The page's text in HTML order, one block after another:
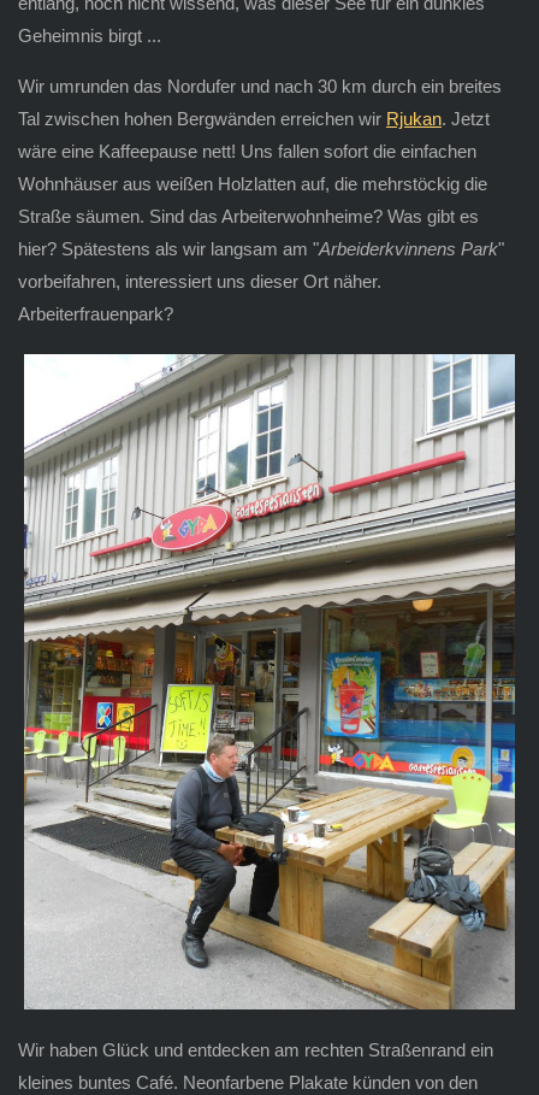
Geheimnis birgt ...
Wir umrunden das Nordufer und nach 30 km durch ein breites
Tal zwischen hohen Bergwänden erreichen wir Rjukan. Jetzt
wäre eine Kaffeepause nett! Uns fallen sofort die einfachen
Wohnhäuser aus weißen Holzlatten auf, die mehrstöckig die
Straße säumen. Sind das Arbeiterwohnheime? Was gibt es
hier? Spätestens als wir langsam am "Arbeiderkvinnens Park"
vorbeifahren, interessiert uns dieser Ort näher.
Arbeiterfrauenpark?
Wir haben Glück und entdecken am rechten Straßenrand ein
kleines buntes Café. Neonfarbene Plakate künden von den